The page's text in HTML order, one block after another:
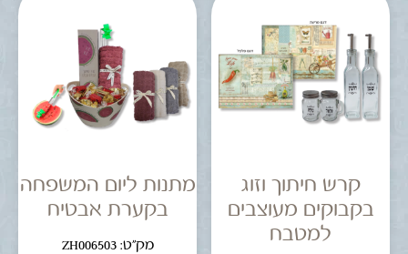
קרש חיתוך וזוג
בקבוקים מעוצבים
למטבח
מתנות ליום המשפחה
בקערת אבטיח
מק"ט: ZH006503